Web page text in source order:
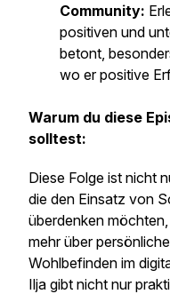
Community:
positiven und
betont,
wo er positive
Warum du diese
solltest:
Diese Folge ist nicht
die den Einsatz von
überdenken
mehr über
Wohlbefinden im
Ilja gibt nicht nur